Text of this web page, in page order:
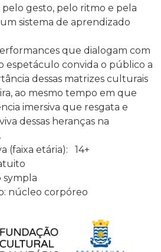
gesto, pelo ritmo e pela
sistema de aprendizado
que dialogam com
espetáculo convida o público a
dessas matrizes culturais
ao mesmo tempo em que
imersiva que resgata e
dessas heranças na
(faixa etária): 14+
sympla
núcleo corpóreo